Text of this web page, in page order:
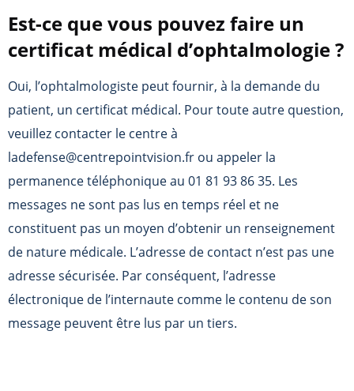
Est-ce que vous pouvez faire un
certificat médical d’ophtalmologie ?
Oui, l’ophtalmologiste peut fournir, à la demande du
patient, un certificat médical. Pour toute autre question,
veuillez contacter le centre à
ladefense@centrepointvision.fr ou appeler la
permanence téléphonique au 01 81 93 86 35. Les
messages ne sont pas lus en temps réel et ne
constituent pas un moyen d’obtenir un renseignement
de nature médicale. L’adresse de contact n’est pas une
adresse sécurisée. Par conséquent, l’adresse
électronique de l’internaute comme le contenu de son
message peuvent être lus par un tiers.